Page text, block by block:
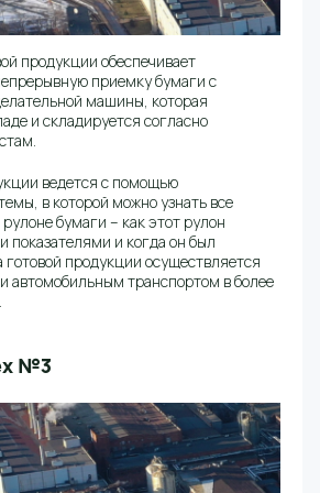
продукции обеспечивает
приемку бумаги с
машины, которая
и складируется согласно
ведется с помощью
в которой можно узнать все
бумаги – как этот рулон
показателями и когда он был
готовой продукции осуществляется
автомобильным транспортом в более
№3